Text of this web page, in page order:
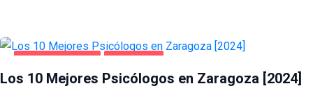
Los 10 Mejores Psicólogos en Zaragoza [2024]